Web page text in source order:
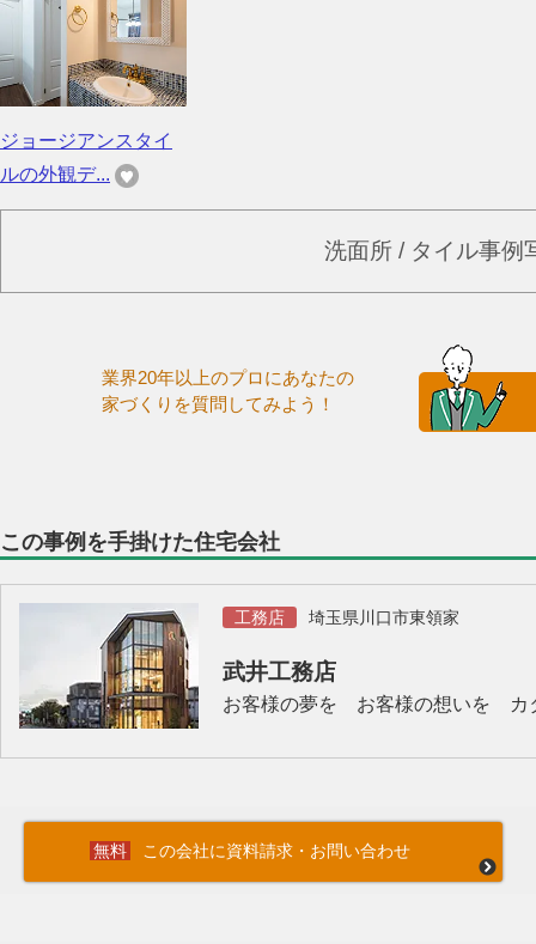
ジョージアンスタイ
ルの外観デ...
洗面所 / タイル事例
業界20年以上のプロにあなたの
家づくりを質問してみよう！
この事例を手掛けた住宅会社
工務店 埼玉県川口市東領家
武井工務店
お客様の夢を お客様の想いを カ
この会社に資料請求・お問い合わせ